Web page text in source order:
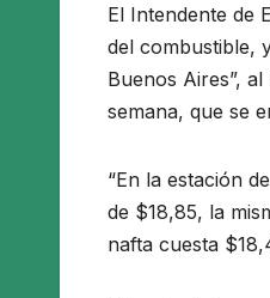
El Intendente de
del combustible,
Buenos Aires”,
semana, que se
“En la estación
de $18,85, la
nafta cuesta